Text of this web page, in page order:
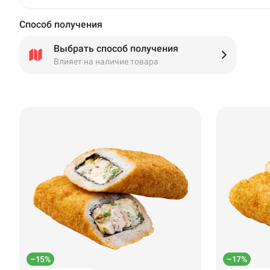
Способ получения
Выбрать способ получения
Влияет на наличие товара
–15% –17%